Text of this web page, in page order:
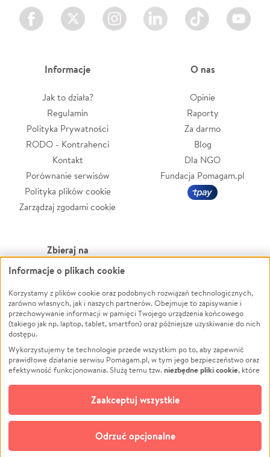
Facebook Twitter Instagram LinkedIn TikTok Youtube
Informacje
Jak to działa?
Regulamin
Polityka Prywatności
RODO - Kontrahenci
Kontakt
Porównanie serwisów
Polityka plików cookie
Zarządzaj zgodami cookie
O nas
Opinie
Raporty
Za darmo
Blog
Dla NGO
Fundacja Pomagam.pl
Zbieraj na
Leczenie
Zwierzęta
Pożar
Ukraina
Pomoc Finansowa
Projekty
Pogrzeb
Społeczność lokalna
Kultura
Powódź
Wichura
NGO
Edukacja
Podróż
Impreza
Ochrona środowiska
Biznes
Informacje o plikach cookie
Korzystamy z plików cookie oraz podobnych rozwiązań technologicznych,
zarówno własnych, jak i naszych partnerów. Obejmuje to zapisywanie i
przechowywanie informacji w pamięci Twojego urządzenia końcowego
(takiego jak np. laptop, tablet, smartfon) oraz późniejsze uzyskiwanie do nich
dostępu.
Wykorzystujemy te technologie przede wszystkim po to, aby zapewnić
prawidłowe działanie serwisu Pomagam.pl, w tym jego bezpieczeństwo oraz
efektywność funkcjonowania. Służą temu tzw.niezbędne pliki cookie, które
opcjonalnych plików cookie
technologii do celów analitycznych i retargetingowych. Możesz wyrazić
zgodę na ich stosowanie lub jej odmówić. W dowolnym momencie masz
możliwość zmiany swoich preferencji na stronie „Zarządzaj zgodami cookie”,
do której link znajdziesz w stopce serwisu Pomagam.pl. Opcjonalne pliki
cookie wykorzystywane są w następujących celach:
Odrzuć opcjonalne
Zaakceptuj wszystkie